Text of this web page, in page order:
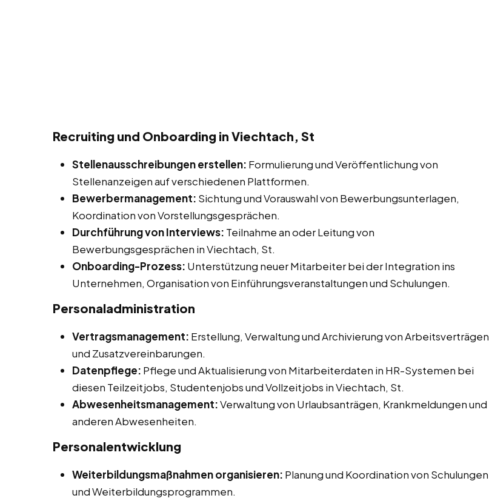
Recruiting und Onboarding in Viechtach, St
Stellenausschreibungen erstellen: Formulierung und Veröffentlichung von
Stellenanzeigen auf verschiedenen Plattformen.
Bewerbermanagement: Sichtung und Vorauswahl von Bewerbungsunterlagen,
Koordination von Vorstellungsgesprächen.
Durchführung von Interviews: Teilnahme an oder Leitung von
Bewerbungsgesprächen in Viechtach, St.
Onboarding-Prozess: Unterstützung neuer Mitarbeiter bei der Integration ins
Unternehmen, Organisation von Einführungsveranstaltungen und Schulungen.
Personaladministration
Vertragsmanagement: Erstellung, Verwaltung und Archivierung von Arbeitsverträgen
und Zusatzvereinbarungen.
Datenpflege: Pflege und Aktualisierung von Mitarbeiterdaten in HR-Systemen bei
diesen Teilzeitjobs, Studentenjobs und Vollzeitjobs in Viechtach, St.
Abwesenheitsmanagement:Verwaltung von Urlaubsanträgen, Krankmeldungen und
anderen Abwesenheiten.
Personalentwicklung
Weiterbildungsmaßnahmen organisieren: Planung und Koordination von Schulungen
und Weiterbildungsprogrammen.